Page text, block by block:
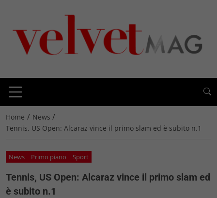
Home / News /
Tennis, US Open: Alcaraz vince il primo slam ed è subito n.1
News Primo piano Sport
Tennis, US Open: Alcaraz vince il primo slam ed
è subito n.1